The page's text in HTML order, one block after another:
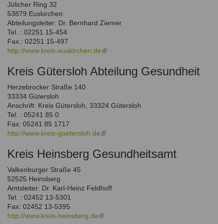
Jülicher Ring 32
53879 Euskirchen
Abteilungsleiter: Dr. Bernhard Ziemer
Tel. : 02251 15-454
Fax.: 02251 15-497
http://www.kreis-euskirchen.de(link
external)
Kreis Gütersloh Abteilung Gesundheit
Herzebrocker Straße 140
33334 Gütersloh
Anschrift: Kreis Gütersloh, 33324 Gütersloh
Tel. : 05241 85 0
Fax: 05241 85 1717
http://www.kreis-guetersloh.de(link
external)
Kreis Heinsberg Gesundheitsamt
Valkenburger Straße 45
52525 Heinsberg
Amtsleiter: Dr. Karl-Heinz Feldhoff
Tel. : 02452 13-5301
Fax: 02452 13-5395
http://www.kreis-heinsberg.de(link